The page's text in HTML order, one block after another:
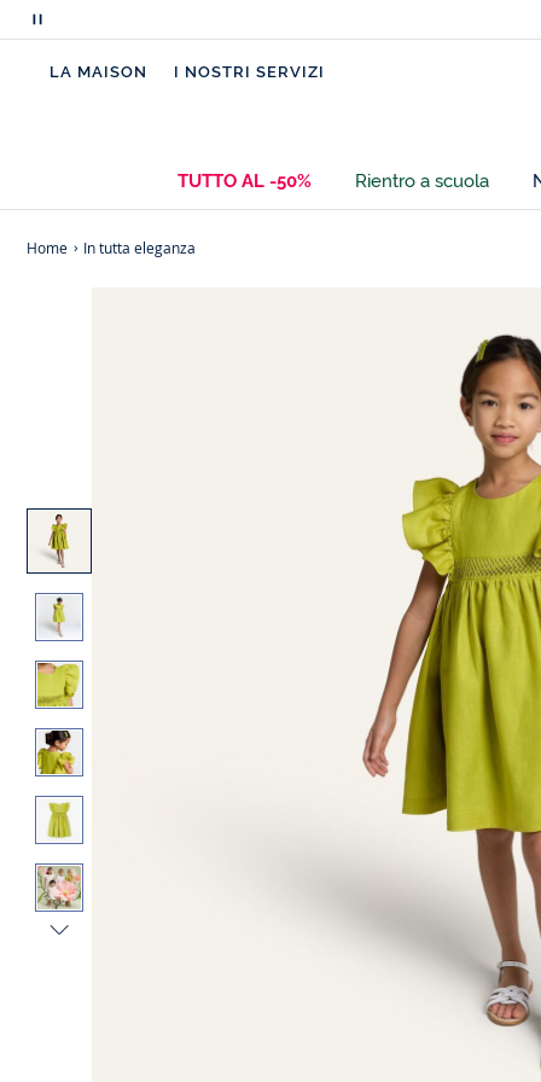
Metti
pausa
LA MAISON I NOSTRI SERVIZI
TUTTO AL -50% Rientro a scuola
Home In tutta eleganza
Vista